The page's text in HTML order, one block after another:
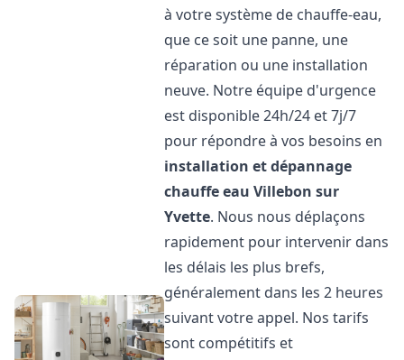
à votre système de chauffe-eau,
que ce soit une panne, une
réparation ou une installation
neuve. Notre équipe d'urgence
est disponible 24h/24 et 7j/7
pour répondre à vos besoins en
installation et dépannage
chauffe eau Villebon sur
Yvette. Nous nous déplaçons
rapidement pour intervenir dans
les délais les plus brefs,
généralement dans les 2 heures
suivant votre appel. Nos tarifs
sont compétitifs et